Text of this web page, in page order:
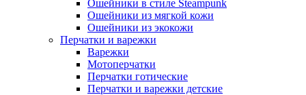
Ошейники в стиле Steampunk
Ошейники из мягкой кожи
Ошейники из экокожи
Перчатки и варежки
Варежки
Мотоперчатки
Перчатки готические
Перчатки и варежки детские